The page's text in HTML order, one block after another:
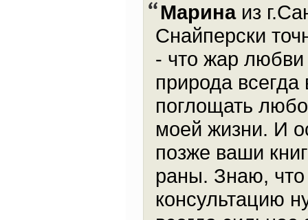
Маринаиз
Снайперски
- что жар любви
природа всегда
поглощать
моей жизни. И
позже ваши
раны. Знаю,
консультацию